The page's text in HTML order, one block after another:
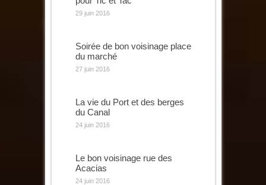
29 juin 2016
Soirée de bon voisinage place
du marché
27 juin 2016
La vie du Port et des berges
du Canal
24 juin 2016
Le bon voisinage rue des
Acacias
24 juin 2016